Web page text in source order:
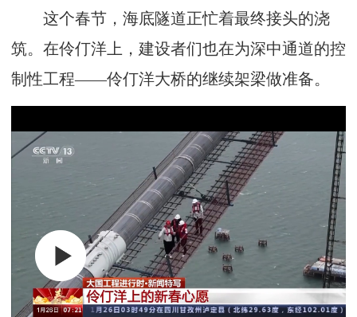
这个春节，海底隧道正忙着最终接头的浇
筑。在伶仃洋上，建设者们也在为深中通道的控
制性工程——伶仃洋大桥的继续架梁做准备。